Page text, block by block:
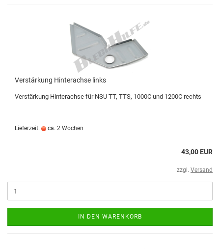
Verstärkung Hinterachse links
Verstärkung Hinterachse für NSU TT, TTS, 1000C und 1200C rechts
Lieferzeit: ca. 2 Wochen
43,00 EUR
zzgl. Versand
IN DEN WARENKORB